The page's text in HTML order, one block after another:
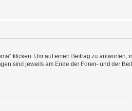
klicken. Um auf einen Beitrag zu
sind jeweils am Ende der Foren- und der